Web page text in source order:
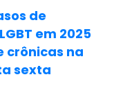
de
em 2025
crônicas na
sexta